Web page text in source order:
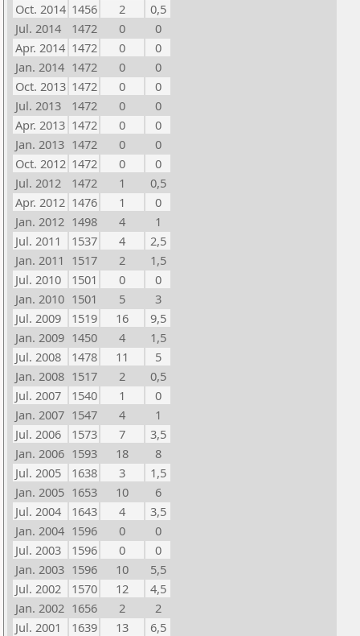
Oct. 2014 1456 2
0,5
Jul. 2014
1472 0
0
Apr. 2014 1472 0
0
Jan. 2014 1472 0
0
Oct. 2013 1472 0
0
Jul. 2013
1472 0
0
Apr. 2013 1472 0
0
Jan. 2013 1472 0
0
Oct. 2012 1472 0
0
Jul. 2012
1472 1
0,5
Apr. 2012 1476 1
0
Jan. 2012 1498 4
1
Jul. 2011
1537 4
2,5
Jan. 2011 1517 2
1,5
Jul. 2010
1501 0
0
Jan. 2010 1501 5
3
Jul. 2009
1519 16
9,5
Jan. 2009 1450 4
1,5
Jul. 2008
1478 11
5
Jan. 2008 1517 2
0,5
Jul. 2007
1540 1
0
Jan. 2007 1547 4
1
Jul. 2006
1573 7
3,5
Jan. 2006 1593 18
8
Jul. 2005
1638 3
1,5
Jan. 2005 1653 10
6
Jul. 2004
1643 4
3,5
Jan. 2004 1596 0
0
Jul. 2003
1596 0
0
Jan. 2003 1596 10
5,5
Jul. 2002
1570 12
4,5
Jan. 2002 1656 2
2
Jul. 2001
1639 13
6,5